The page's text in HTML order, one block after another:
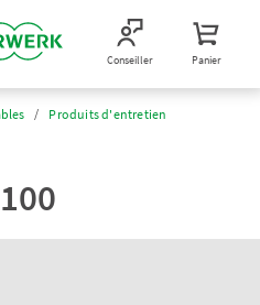
Conseiller Panier
Produits d'entretien